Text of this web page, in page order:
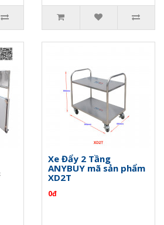
Xe Đẩy 2 Tầng
ANYBUY mã sản phẩm
XD2T
0đ